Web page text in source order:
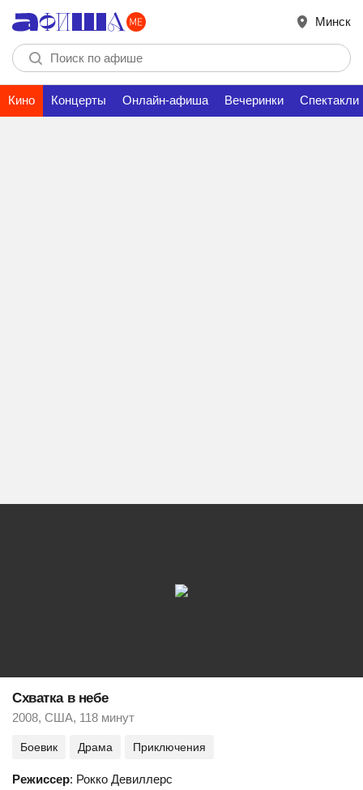
Минск
Кино Концерты Онлайн-афиша Вечеринки Спектакли
Схватка в небе
2008, США, 118 минут
Боевик Драма Приключения
Режиссер: Рокко Девиллерс